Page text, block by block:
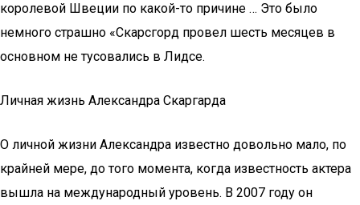
королевой Швеции по какой-то причине … Это было
немного страшно «Скарсгорд провел шесть месяцев в
основном не тусовались в Лидсе.
Личная жизнь Александра Скаргарда
О личной жизни Александра известно довольно мало, по
крайней мере, до того момента, когда известность актера
вышла на международный уровень. В 2007 году он